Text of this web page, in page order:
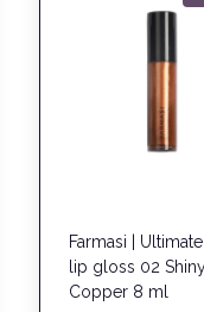
Farmasi |
lip gloss 02
Copper 8 ml